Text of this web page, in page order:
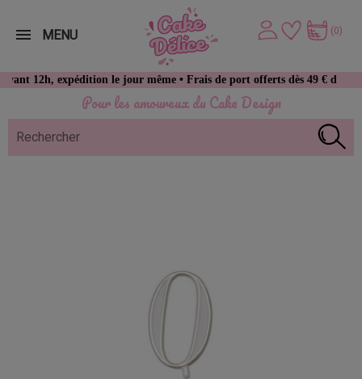
Pour les amoureux du Cake Design
expédition le jour même • Frais de port offerts dès 49 € d’achat
(0)
MENU